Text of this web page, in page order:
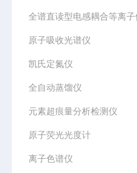
原子吸收光谱仪
凯氏定氮仪
全自动蒸馏仪
元素超痕量分析检测仪
原子荧光光度计
离子色谱仪